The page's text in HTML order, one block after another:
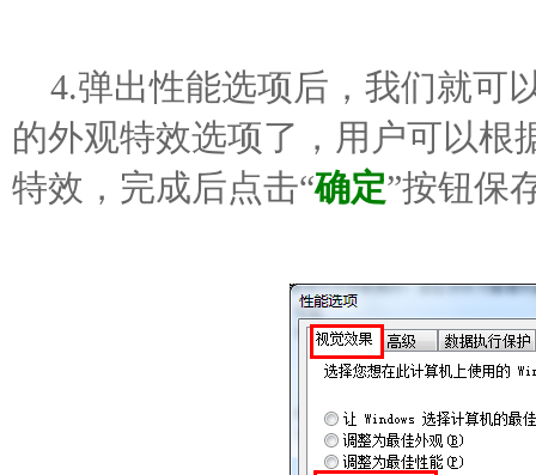
4.弹出性能选项后，我们就可
的外观特效选项了，用户可以根
特效，完成后点击“确定”按钮保